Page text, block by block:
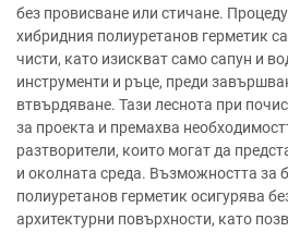
без провисване или стичане.
хибридния полиуретанов герметик
чисти, като изискват само сапун и
инструменти и ръце, преди
втвърдяване. Тази леснота при
за проекта и премахва
разтворители, които могат да
и околната среда. Възможността за
полиуретанов герметик осигурява
архитектурни повърхности, като